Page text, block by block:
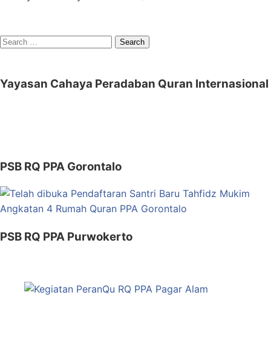
Search
Yayasan Cahaya Peradaban Quran Internasional
PSB RQ PPA Gorontalo
PSB RQ PPA Purwokerto